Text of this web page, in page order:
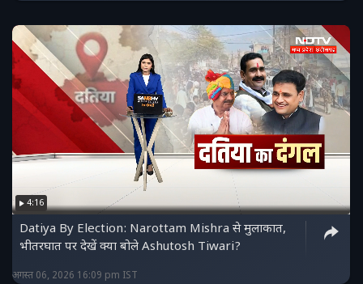
4:16
Datiya By Election: Narottam Mishra से मुलाकात,
भीतरघात पर देखें क्या बोले Ashutosh Tiwari?
अगस्त 06, 2026 16:09 pm IST